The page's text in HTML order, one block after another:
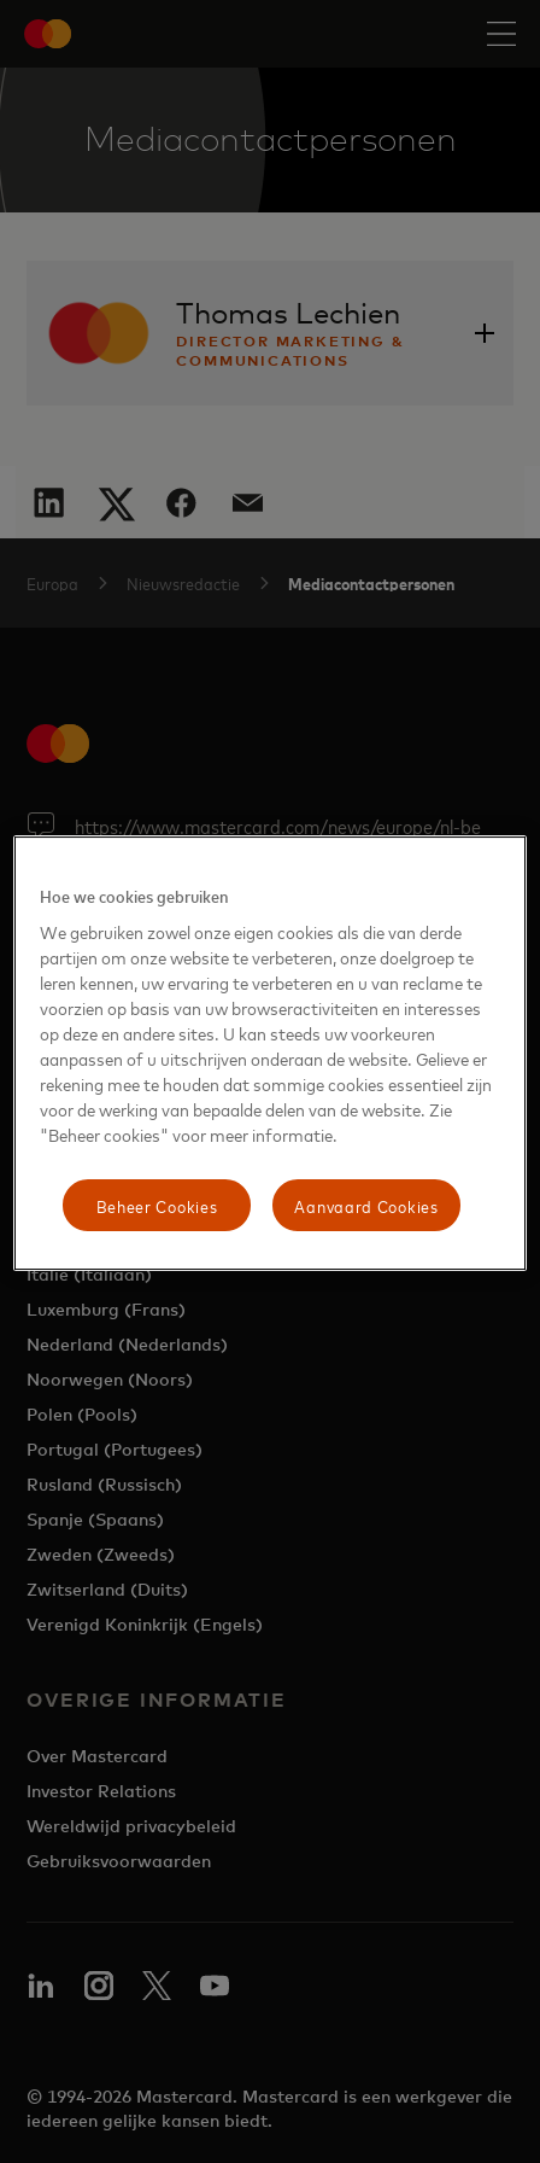
Mediacontactpersonen
Thomas Lechien
DIRECTOR MARKETING &
COMMUNICATIONS
Europa Nieuwsredactie Mediacontactpersonen
https://www.mastercard.com/news/europe/nl-be
EUROPA
Regio (Engels)
Oostenrijk (Duits)
België (Nederlands)
België (Frans)
Tsjechië (Tsjechisch)
Denemarken (Deens)
Duitsland (Duitser)
Italie (Italiaan)
Luxemburg (Frans)
Nederland (Nederlands)
Noorwegen (Noors)
Polen (Pools)
Portugal (Portugees)
Rusland (Russisch)
Spanje (Spaans)
Zweden (Zweeds)
Zwitserland (Duits)
Verenigd Koninkrijk (Engels)
OVERIGE INFORMATIE
Over Mastercard
Investor Relations
Wereldwijd privacybeleid
Gebruiksvoorwaarden
© 1994-2026 Mastercard. Mastercard is een werkgever die
iedereen gelijke kansen biedt.
Hoe we cookies gebruiken
We gebruiken zowel onze eigen cookies als die van derde
partijen om onze website te verbeteren, onze doelgroep te
leren kennen, uw ervaring te verbeteren en u van reclame te
voorzien op basis van uw browseractiviteiten en interesses
op deze en andere sites. U kan steeds uw voorkeuren
aanpassen of u uitschrijven onderaan de website. Gelieve er
rekening mee te houden dat sommige cookies essentieel zijn
voor de werking van bepaalde delen van de website. Zie
"Beheer cookies" voor meer informatie.
Aanvaard Cookies
Beheer Cookies